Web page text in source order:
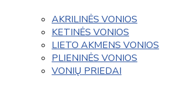
AKRILINĖS VONIOS
KETINĖS VONIOS
LIETO AKMENS VONIOS
PLIENINĖS VONIOS
VONIŲ PRIEDAI